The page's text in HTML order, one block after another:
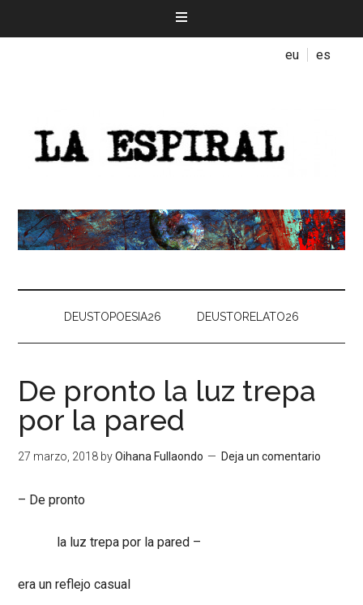
eu es
DEUSTOPOESIA26 DEUSTORELATO26
De pronto la luz trepa
por la pared
27 marzo, 2018 byOihana Fullaondo Deja un comentario
– De pronto
la luz trepa por la pared –
era un reflejo casual